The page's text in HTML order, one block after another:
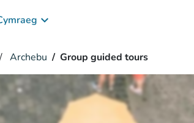
keyboard_arrow_down
Archebu Group guided tours